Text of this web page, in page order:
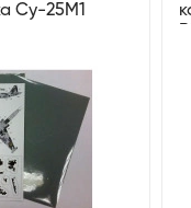
Су-25М1